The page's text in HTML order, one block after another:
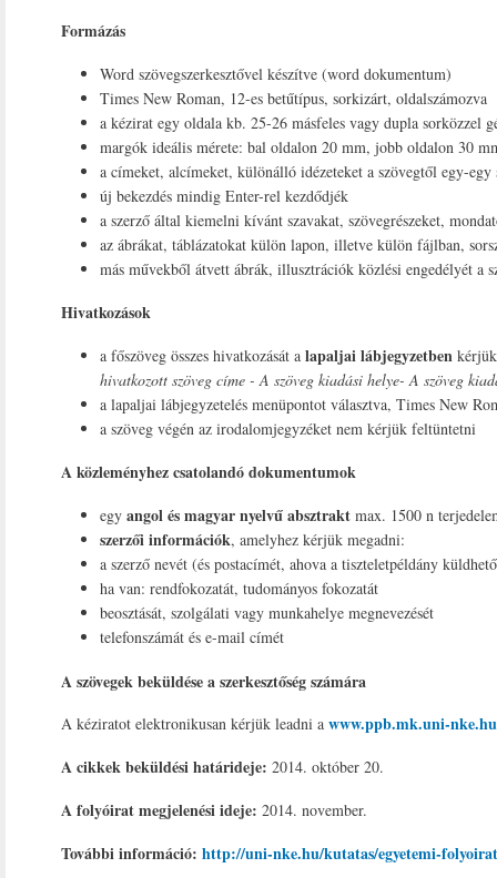
Formázás
Word szövegszerkesztővel készítve (word dokumentum)
Times New Roman, 12-es betűtípus, sorkizárt, oldalszámozva
a kézirat egy oldala kb. 25-26 másfeles vagy dupla sorközzel
margók ideális mérete: bal oldalon 20 mm, jobb oldalon 30
a címeket, alcímeket, különálló idézeteket a szövegtől egy-
új bekezdés mindig Enter-rel kezdődjék
a szerző által kiemelni kívánt szavakat, szövegrészeket,
az ábrákat, táblázatokat külön lapon, illetve külön fájlban,
más művekből átvett ábrák, illusztrációk közlési engedélyét a
Hivatkozások
a főszöveg összes hivatkozását a lapaljai lábjegyzetben
hivatkozott szöveg címe - A szöveg kiadási helye- A szöveg
a lapaljai lábjegyzetelés menüpontot választva, Times New
a szöveg végén az irodalomjegyzéket nem kérjük feltüntetni
A közleményhez csatolandó dokumentumok
egy angol és magyar nyelvű absztrakt max. 1500 n
szerzői információk, amelyhez kérjük megadni:
a szerző nevét (és postacímét, ahova a tiszteletpéldány
ha van: rendfokozatát, tudományos fokozatát
beosztását, szolgálati vagy munkahelye megnevezését
telefonszámát és e-mail címét
A szövegek beküldése a szerkesztőség számára
A kéziratot elektronikusan kérjük leadni a www.ppb.mk.uni-nke.hu
A cikkek beküldési határideje: 2014. október 20.
A folyóirat megjelenési ideje: 2014. november.
További információ: http://uni-nke.hu/kutatas/egyetemi-